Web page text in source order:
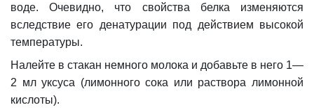
воде. Очевидно, что свойства белка изменяются
вследствие его денатурации под действием высокой
температуры.
Налейте в стакан немного молока и добавьте в него 1—
2 мл уксуса (лимонного сока или раствора лимонной
кислоты).